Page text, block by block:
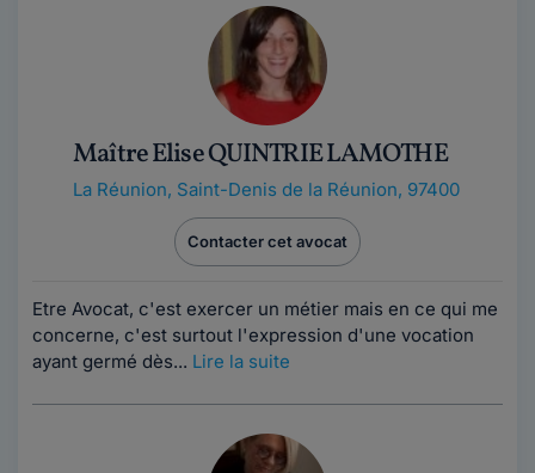
Maître Elise QUINTRIE LAMOTHE
La Réunion, Saint-Denis de la Réunion, 97400
Contacter cet avocat
Etre Avocat, c'est exercer un métier mais en ce qui me
concerne, c'est surtout l'expression d'une vocation
ayant germé dès... Lire la suite